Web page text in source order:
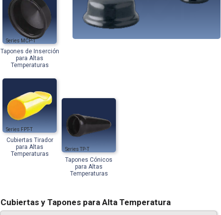
MCP-T
Tapones de Inserción
para Altas
Temperaturas
FPT-T
Cubiertas Tirador
para Altas
Temperaturas
TP-T
Tapones Cónicos
para Altas
Temperaturas
Cubiertas y Tapones para Alta Temperatura